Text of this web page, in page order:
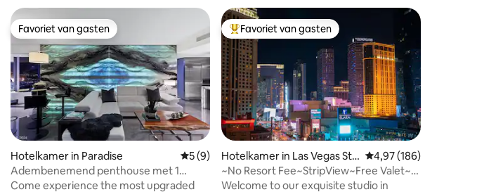
beoordeling van 4,86 op 5, 185 recensies
Favoriet van gasten
Favoriet van gasten
Hotelkamer in Paradise Gemiddelde beoordeling van 5 op 5, 9 recensies
5 (9)
Adembenemend penthouse met 1
slaapkamer
Come experience the most upgraded
Topfavoriet van gasten
Favoriet van gasten
Hotelkamer in Las Vegas Stri
p
Gemiddelde
4,97 (186)
~No Resort Fee~StripView~Free Valet~F1
Trackview~
Welcome to our exquisite studio in